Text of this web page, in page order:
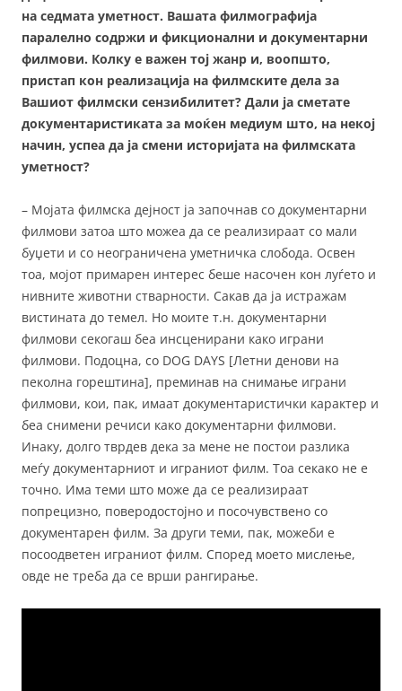
на седмата уметност. Вашата филмографија
паралелно содржи и фикционални и документарни
филмови. Колку е важен тој жанр и, воопшто,
пристап кон реализација на филмските дела за
Вашиот филмски сензибилитет? Дали ја сметате
документаристиката за моќен медиум што, на некој
начин, успеа да ја смени историјата на филмската
уметност?
– Мојата филмска дејност ја започнав со документарни
филмови затоа што можеа да се реализираат со мали
буџети и со неограничена уметничка слобода. Освен
тоа, мојот примарен интерес беше насочен кон луѓето и
нивните животни стварности. Сакав да ја истражам
вистината до темел. Но моите т.н. документарни
филмови секогаш беа инсценирани како играни
филмови. Подоцна, со DOG DAYS [Летни денови на
пеколна горештина], преминав на снимање играни
филмови, кои, пак, имаат документаристички карактер и
беа снимени речиси како документарни филмови.
Инаку, долго тврдев дека за мене не постои разлика
меѓу документарниот и играниот филм. Тоа секако не е
точно. Има теми што може да се реализираат
попрецизно, поверодостојно и посочувствено со
документарен филм. За други теми, пак, можеби е
посоодветен играниот филм. Според моето мислење,
овде не треба да се врши рангирање.